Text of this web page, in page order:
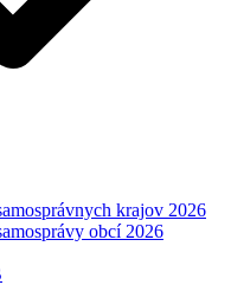
krajov 2026
obcí 2026